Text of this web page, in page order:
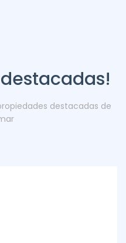
destacadas de